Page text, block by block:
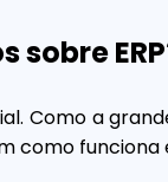
Como a
como funciona